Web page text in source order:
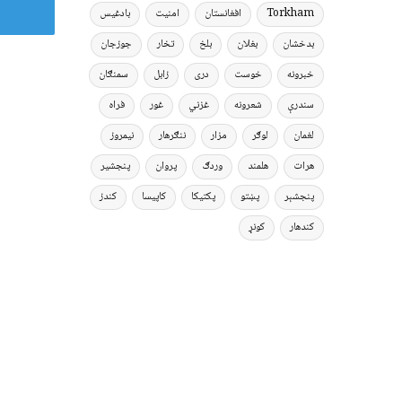
Torkham افغانستان امنیت
بادغیس
بدخشان
بغلان بلخ تخار
جوزجان
خبرونه
خوست دری زابل
سمنګان
سندرې
شعرونه غزني غور
فراه
لغمان
لوګر مزار ننګرهار
نیمروز
هرات
هلمند وردګ پروان
پنجشیر
پنجشېر
پښتو پکتیکا کاپیسا
کندز
کندهار
کونړ